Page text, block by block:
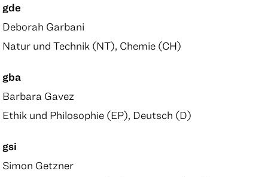
gde
Deborah Garbani
Natur und Technik (NT), Chemie (CH)
gba
Barbara Gavez
Ethik und Philosophie (EP), Deutsch (D)
gsi
Simon Getzner